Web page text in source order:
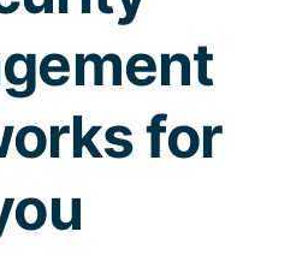
for